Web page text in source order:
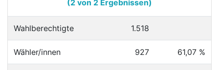
(2 von 2 Ergebnissen)
Wahlberechtigte 1.518
Wähler/innen 927 61,07 %